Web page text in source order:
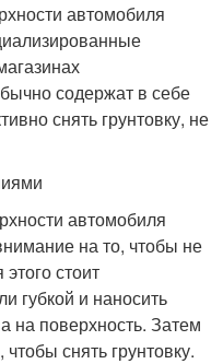
автомобиля
содержат в себе
снять грунтовку, не
автомобиля
на то, чтобы не
стоит
губкой и наносить
на поверхность. Затем
снять грунтовку.